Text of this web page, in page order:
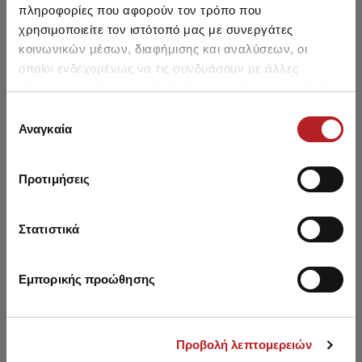
πληροφορίες που αφορούν τον τρόπο που
χρησιμοποιείτε τον ιστότοπό μας με συνεργάτες
κοινωνικών μέσων, διαφήμισης και αναλύσεων, οι
οποίοι ενδεχομένως να τις συνδυάσουν με άλλες
των υπηρεσιών τους.
συγκατάθεσης
Αναγκαία
Προτιμήσεις
Στατιστικά
Εμπορικής προώθησης
Προβολή λεπτομερειών
26,50 €18,90 €
27,90 €19,90 €
NEW